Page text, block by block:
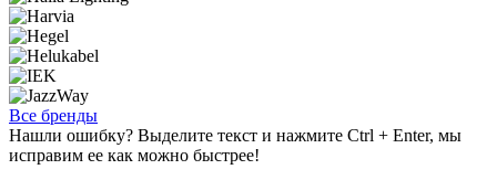
Все бренды
Нашли ошибку? Выделите текст и нажмите Ctrl + Enter, мы
исправим ее как можно быстрее!